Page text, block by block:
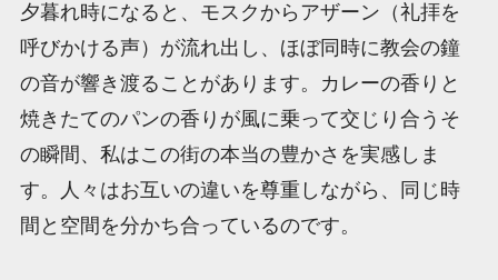
夕暮れ時になると、モスクからアザーン（礼拝を
呼びかける声）が流れ出し、ほぼ同時に教会の鐘
の音が響き渡ることがあります。カレーの香りと
焼きたてのパンの香りが風に乗って交じり合うそ
の瞬間、私はこの街の本当の豊かさを実感しま
す。人々はお互いの違いを尊重しながら、同じ時
間と空間を分かち合っているのです。